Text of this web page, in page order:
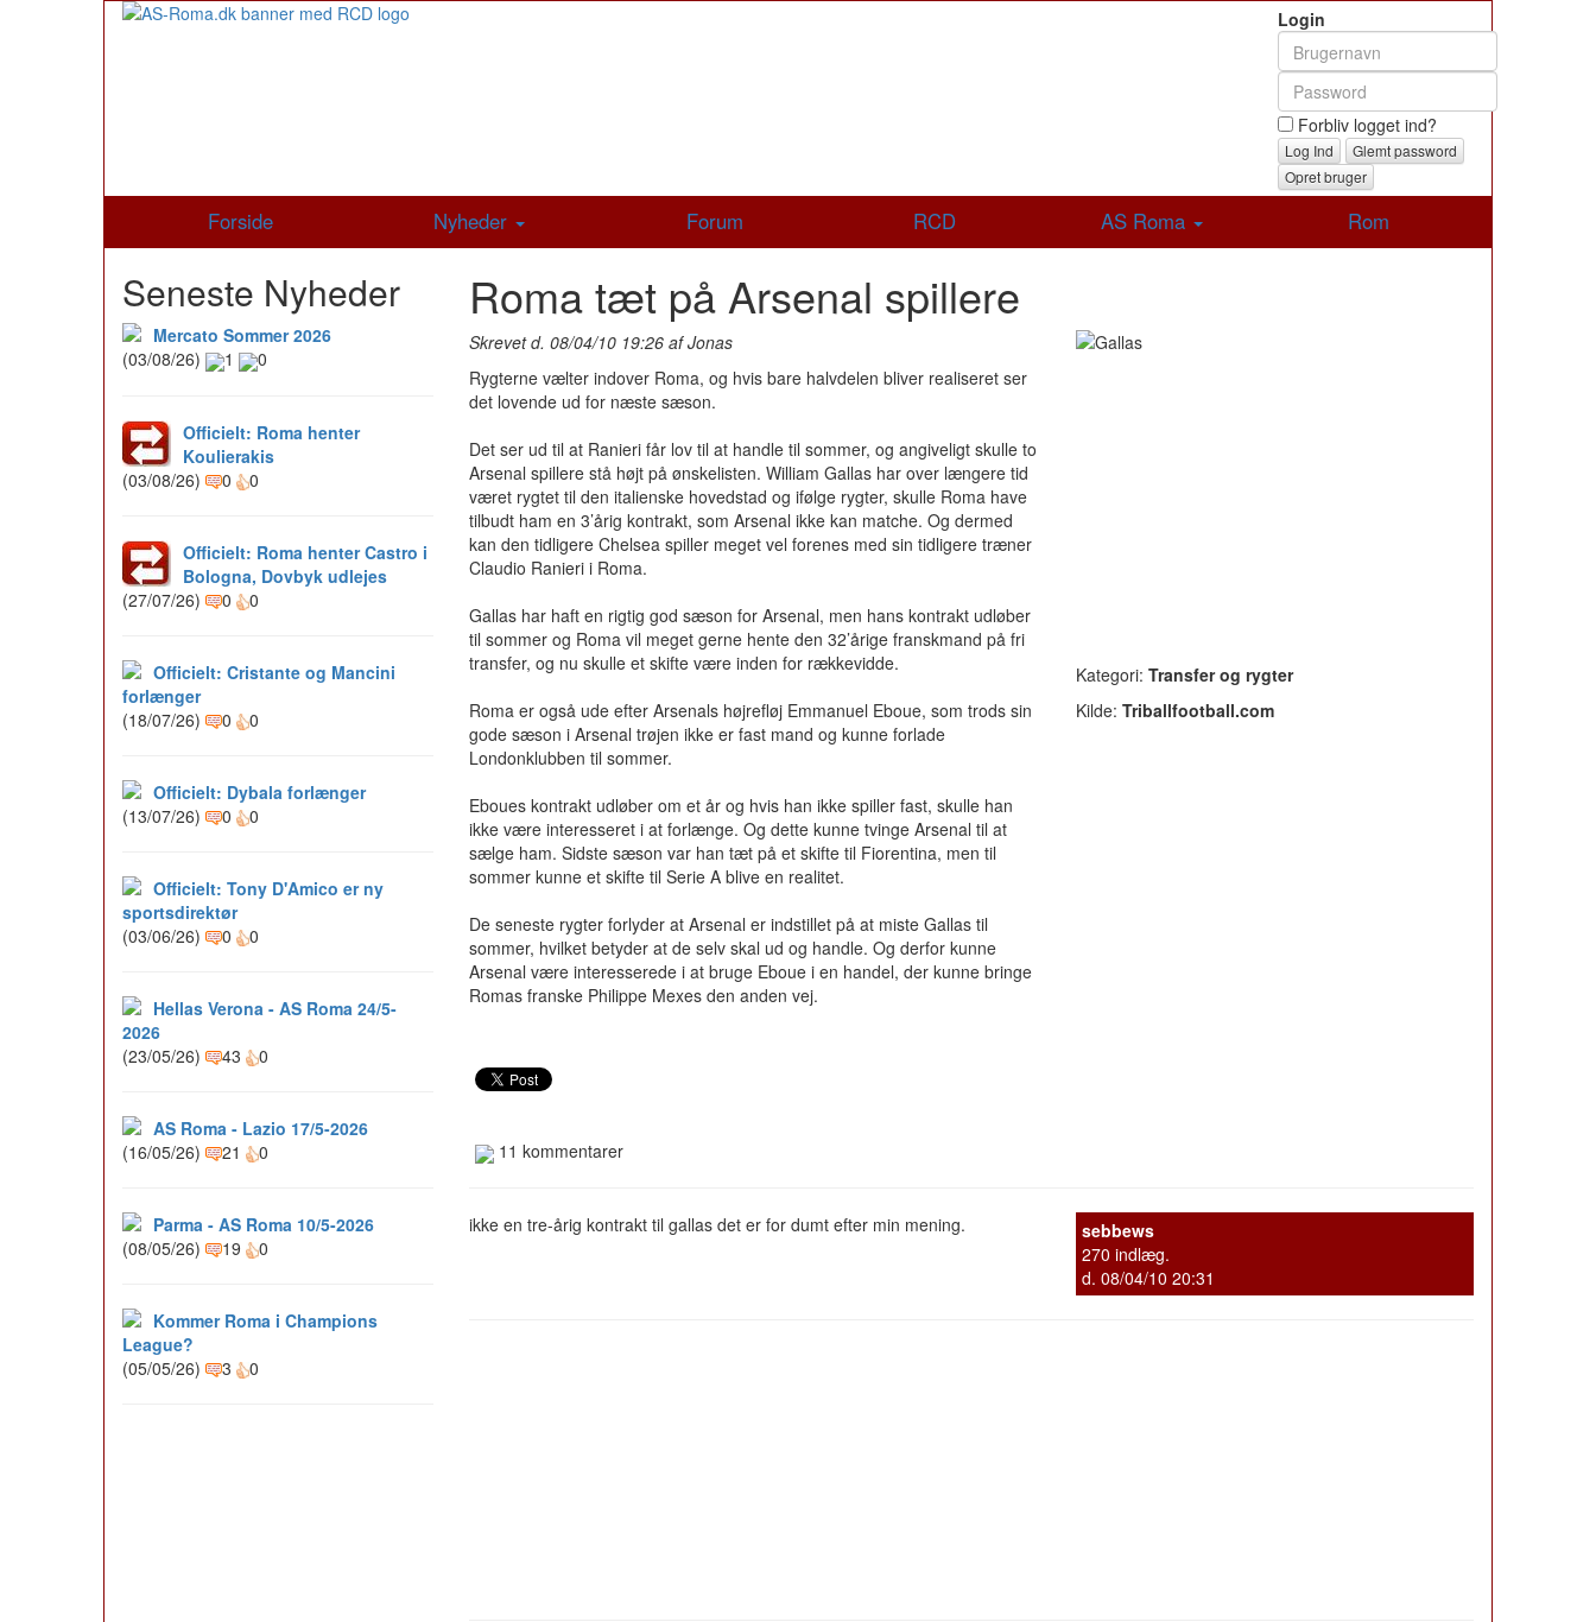
Login
Forbliv logget ind?
Glemt password
Opret bruger
Forside Nyheder Forum RCD AS Roma Rom
Roma tæt på Arsenal spillere
Kategori: Transfer og rygter
Kilde: Triballfootball.com
Skrevet d. 08/04/10 19:26 af Jonas
Rygterne vælter indover Roma, og hvis bare halvdelen bliver realiseret ser
det lovende ud for næste sæson.
Det ser ud til at Ranieri får lov til at handle til sommer, og angiveligt skulle to
Arsenal spillere stå højt på ønskelisten. William Gallas har over længere tid
været rygtet til den italienske hovedstad og ifølge rygter, skulle Roma have
tilbudt ham en 3’årig kontrakt, som Arsenal ikke kan matche. Og dermed
kan den tidligere Chelsea spiller meget vel forenes med sin tidligere træner
Claudio Ranieri i Roma.
Gallas har haft en rigtig god sæson for Arsenal, men hans kontrakt udløber
til sommer og Roma vil meget gerne hente den 32’årige franskmand på fri
transfer, og nu skulle et skifte være inden for rækkevidde.
Roma er også ude efter Arsenals højrefløj Emmanuel Eboue, som trods sin
gode sæson i Arsenal trøjen ikke er fast mand og kunne forlade
Londonklubben til sommer.
Eboues kontrakt udløber om et år og hvis han ikke spiller fast, skulle han
ikke være interesseret i at forlænge. Og dette kunne tvinge Arsenal til at
sælge ham. Sidste sæson var han tæt på et skifte til Fiorentina, men til
sommer kunne et skifte til Serie A blive en realitet.
De seneste rygter forlyder at Arsenal er indstillet på at miste Gallas til
sommer, hvilket betyder at de selv skal ud og handle. Og derfor kunne
Arsenal være interesserede i at bruge Eboue i en handel, der kunne bringe
Romas franske Philippe Mexes den anden vej.
11 kommentarer
sebbews
270 indlæg.
d. 08/04/10 20:31
ikke en tre-årig kontrakt til gallas det er for dumt efter min mening.
Seneste Nyheder
Mercato Sommer 2026
(03/08/26)
1 0
Officielt: Roma henter
Koulierakis
(03/08/26)
0 0
Officielt: Roma henter Castro i
Bologna, Dovbyk udlejes
(27/07/26)
0 0
Officielt: Cristante og Mancini
forlænger
(18/07/26)
0 0
Officielt: Dybala forlænger
(13/07/26)
0 0
Officielt: Tony D'Amico er ny
sportsdirektør
(03/06/26)
0 0
Hellas Verona - AS Roma 24/5-
2026
(23/05/26)
43 0
AS Roma - Lazio 17/5-2026
(16/05/26)
21 0
Parma - AS Roma 10/5-2026
(08/05/26)
19 0
Kommer Roma i Champions
League?
(05/05/26)
3 0